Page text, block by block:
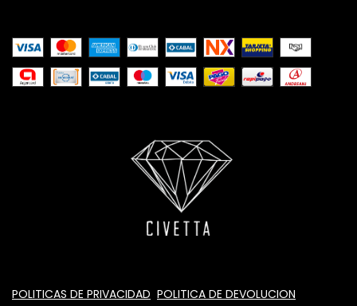
POLITICAS DE PRIVACIDAD POLITICA DE DEVOLUCION